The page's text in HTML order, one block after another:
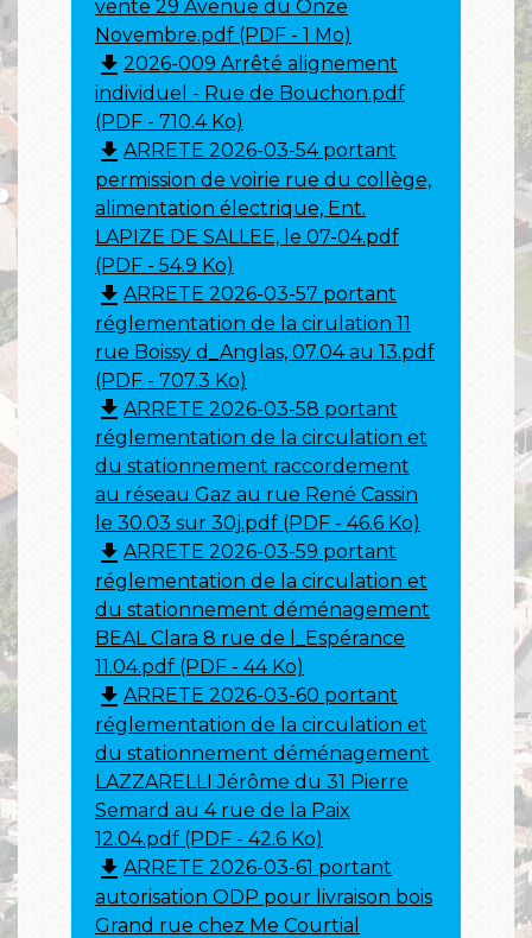
vente 29 Avenue du Onze
Novembre.pdf (PDF - 1 Mo)
file_download 2026-009 Arrêté alignement
individuel - Rue de Bouchon.pdf
(PDF - 710.4 Ko)
file_download ARRETE 2026-03-54 portant
permission de voirie rue du collège,
alimentation électrique, Ent.
LAPIZE DE SALLEE, le 07-04.pdf
(PDF - 54.9 Ko)
file_download ARRETE 2026-03-57 portant
réglementation de la cirulation 11
rue Boissy d_Anglas, 07.04 au 13.pdf
(PDF - 707.3 Ko)
file_download ARRETE 2026-03-58 portant
réglementation de la circulation et
du stationnement raccordement
au réseau Gaz au rue René Cassin
le 30.03 sur 30j.pdf (PDF - 46.6 Ko)
file_download ARRETE 2026-03-59 portant
réglementation de la circulation et
du stationnement déménagement
BEAL Clara 8 rue de l_Espérance
11.04.pdf (PDF - 44 Ko)
file_download ARRETE 2026-03-60 portant
réglementation de la circulation et
du stationnement déménagement
LAZZARELLI Jérôme du 31 Pierre
Semard au 4 rue de la Paix
12.04.pdf (PDF - 42.6 Ko)
file_download ARRETE 2026-03-61 portant
autorisation ODP pour livraison bois
Grand rue chez Me Courtial